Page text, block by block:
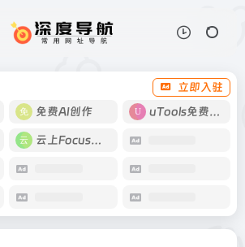
立即入驻
免费AI创作 uTools免费工具箱
云上Focus接码